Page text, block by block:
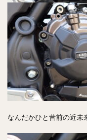
なんだかひと昔前の近未